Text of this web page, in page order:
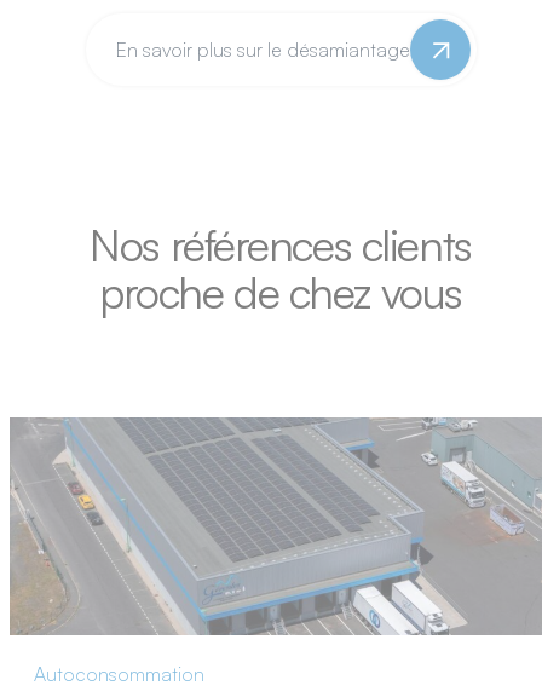
En savoir plus sur le désamiantage
Nos références clients
proche de chez vous
Autoconsommation